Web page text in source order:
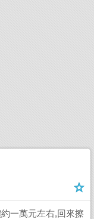
一萬元左右,回來擦